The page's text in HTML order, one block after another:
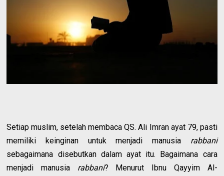
Setiap muslim, setelah membaca QS. Ali Imran ayat 79, pasti
memiliki keinginan untuk menjadi manusia rabbani
sebagaimana disebutkan dalam ayat itu. Bagaimana cara
menjadi manusia rabbani? Menurut Ibnu Qayyim Al-